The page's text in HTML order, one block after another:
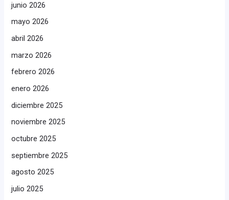
junio 2026
mayo 2026
abril 2026
marzo 2026
febrero 2026
enero 2026
diciembre 2025
noviembre 2025
octubre 2025
septiembre 2025
agosto 2025
julio 2025